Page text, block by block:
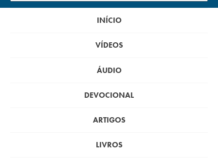
INÍCIO
VÍDEOS
ÁUDIO
DEVOCIONAL
ARTIGOS
LIVROS